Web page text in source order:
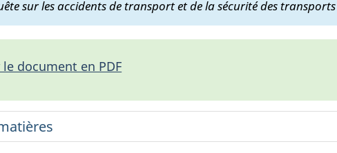
sur les accidents de transport et de la sécurité des transports
document en PDF